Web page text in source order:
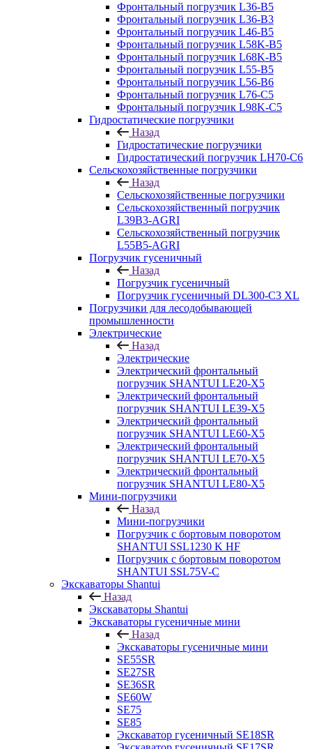
Фронтальный погрузчик L36-B5
Фронтальный погрузчик L36-B3
Фронтальный погрузчик L46-B5
Фронтальный погрузчик L58K-B5
Фронтальный погрузчик L68K-B5
Фронтальный погрузчик L55-B5
Фронтальный погрузчик L56-B6
Фронтальный погрузчик L76-С5
Фронтальный погрузчик L98K-C5
Гидростатические погрузчики
Назад
Гидростатические погрузчики
Гидростатический погрузчик LH70-C6
Сельскохозяйственные погрузчики
Назад
Сельскохозяйственные погрузчики
Сельскохозяйственный погрузчик
L39B3-AGRI
Сельскохозяйственный погрузчик
L55B5-AGRI
Погрузчик гусеничный
Назад
Погрузчик гусеничный
Погрузчик гусеничный DL300-C3 XL
Погрузчики для лесодобывающей
промышленности
Электрические
Назад
Электрические
Электрический фронтальный
погрузчик SHANTUI LE20-X5
Электрический фронтальный
погрузчик SHANTUI LE39-X5
Электрический фронтальный
погрузчик SHANTUI LE60-X5
Электрический фронтальный
погрузчик SHANTUI LE70-X5
Электрический фронтальный
погрузчик SHANTUI LE80-X5
Мини-погрузчики
Назад
Мини-погрузчики
Погрузчик с бортовым поворотом
SHANTUI SSL1230 K HF
Погрузчик с бортовым поворотом
SHANTUI SSL75V-C
Экскаваторы Shantui
Назад
Экскаваторы Shantui
Экскаваторы гусеничные мини
Назад
Экскаваторы гусеничные мини
SE55SR
SE27SR
SE36SR
SE60W
SE75
SE85
Экскаватор гусеничный SE18SR